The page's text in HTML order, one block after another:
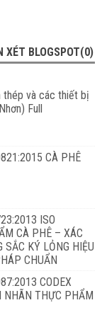
XÉT BLOGSPOT(0)
thép và các thiết bị
Full
CÀ PHÊ
ISO
CÀ PHÊ – XÁC
KÝ LỎNG HIỆU
CHUẨN
CODEX
THỰC PHẨM